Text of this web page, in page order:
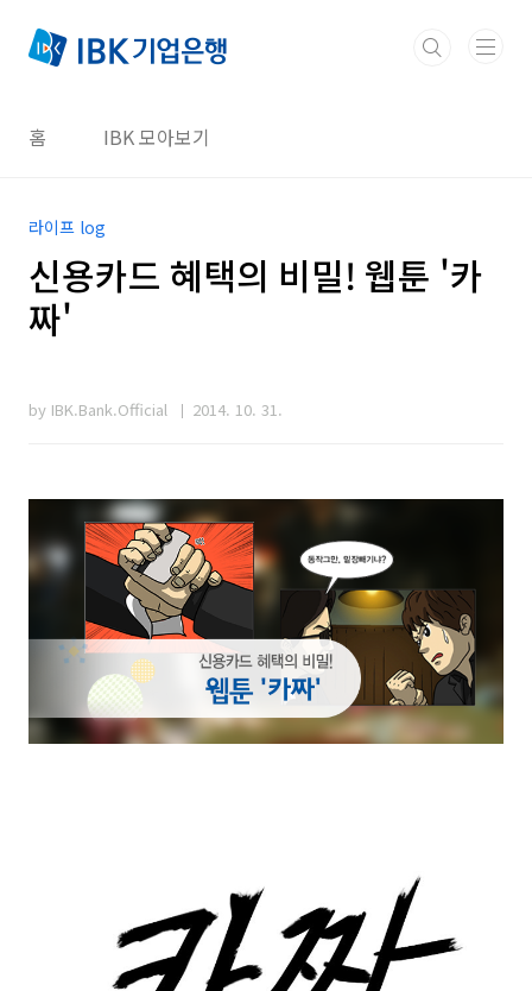
홈 IBK 모아보기
라이프 log
신용카드 혜택의 비밀! 웹툰 '카
짜'
by IBK.Bank.Official 2014. 10. 31.